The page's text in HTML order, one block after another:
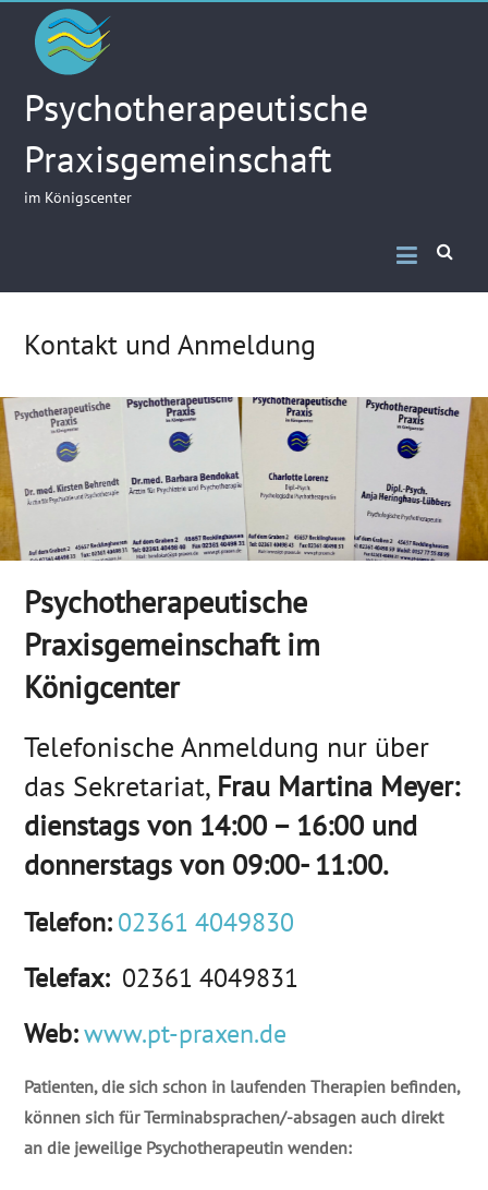
content
Psychotherapeutische
Praxisgemeinschaft
im Königscenter
Kontakt und Anmeldung
Psychotherapeutische
Praxisgemeinschaft im
Königcenter
Telefonische Anmeldung nur über
das Sekretariat, Frau Martina Meyer:
dienstags von 14:00 – 16:00 und
donnerstags von 09:00- 11:00.
Telefon: 02361 4049830
Telefax:02361 4049831
Web:www.pt-praxen.de
Patienten, die sich schon in laufenden Therapien befinden,
können sich für Terminabsprachen/-absagen auch direkt
an die jeweilige Psychotherapeutin wenden: